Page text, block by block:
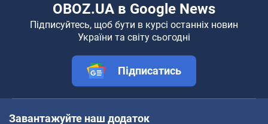
OBOZ.UA в Google News
Підписуйтесь, щоб бути в курсі останніх новин
України та світу сьогодні
Підписатись
Завантажуйте наш додаток